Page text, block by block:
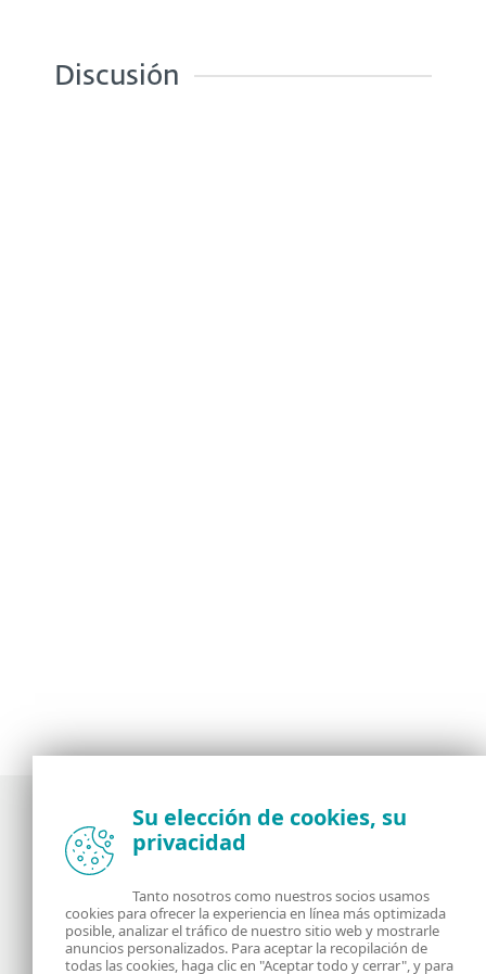
Discusión
Noticias, opiniones y análisis de la comunidad de
seguridad de ESET
Acerca de RSS Feed
Su elección de cookies, su
privacidad
Tanto nosotros como nuestros socios usamos
cookies para ofrecer la experiencia en línea más optimizada
posible, analizar el tráfico de nuestro sitio web y mostrarle
anuncios personalizados. Para aceptar la recopilación de
todas las cookies, haga clic en "Aceptar todo y cerrar", y para